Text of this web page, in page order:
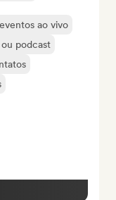
ao vivo
podcast